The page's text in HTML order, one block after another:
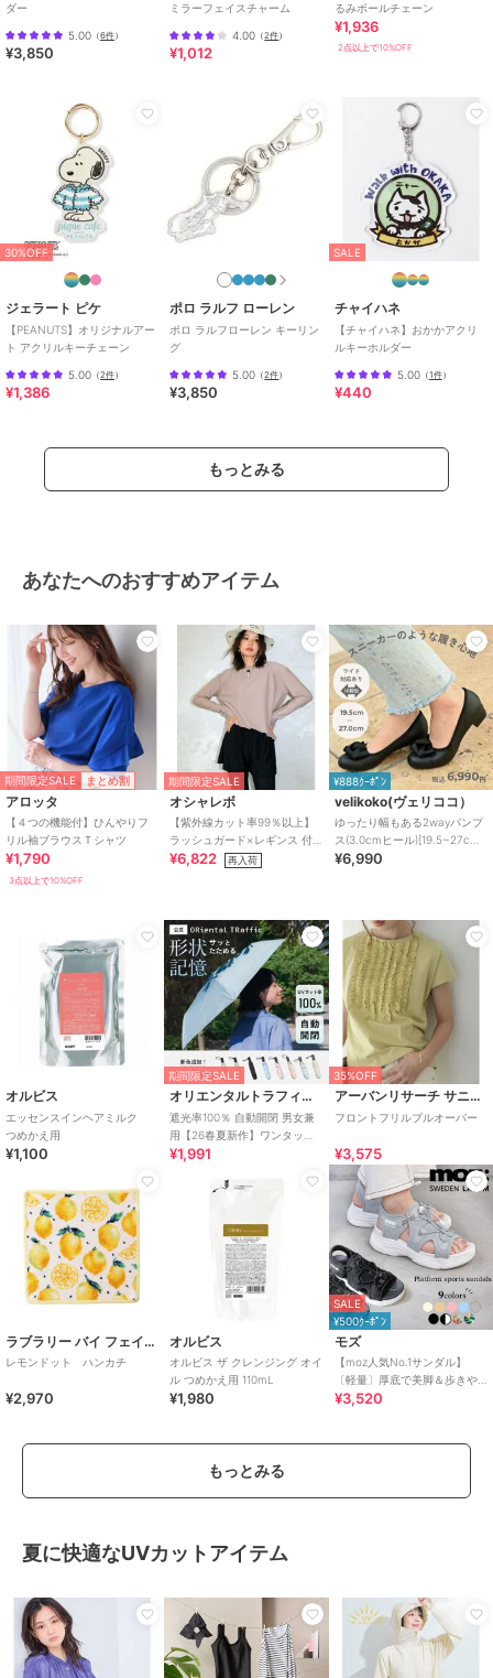
ダー
5.00 （6件）
¥3,850
ミラーフェイスチャーム
4.00 （2件）
¥1,012
るみボールチェーン
¥1,936
2点以上で10%OFF
30%OFF
ジェラート ピケ
【PEANUTS】オリジナルアー
ト アクリルキーチェーン
5.00 （2件）
¥1,386
ポロ ラルフ ローレン
ポロ ラルフローレン キーリン
グ
5.00 （2件）
¥3,850
SALE
チャイハネ
【チャイハネ】おかかアクリ
ルキーホルダー
5.00（1件）
¥440
もっとみる
あなたへのおすすめアイテム
期間限定SALE まとめ割
アロッタ
【４つの機能付】ひんやりフ
リル袖ブラウスＴシャツ
¥1,790
3点以上で10%OFF
期間限定SALE
オシャレボ
【紫外線カット率99％以上】
ラッシュガード×レギンス 付
き タンキニ
¥6,822 再入荷
¥888ｸｰﾎﾟﾝ
velikoko(ヴェリココ）
ゆったり幅もある2wayパンプ
ス(3.0cmヒール)[19.5~27cm]
ラクチンきれいシューズ
¥6,990
オルビス
エッセンスインヘアミルク
つめかえ用
¥1,100
期間限定SALE
オリエンタルトラフィック
遮光率100％ 自動開閉 男女兼
用【26春夏新作】ワンタッチ
晴雨兼用 折りたたみ傘 /G-
¥1,991
35%OFF
アーバンリサーチ サニーレーベル
フロントフリルプルオーバー
¥3,575
ラブラリー バイ フェイラー
レモンドット ハンカチ
¥2,970
オルビス
オルビス ザ クレンジング オイ
ル つめかえ用 110mL
¥1,980
SALE
¥500ｸｰﾎﾟﾝ
モズ
【moz人気No.1サンダル】
〔軽量〕厚底で美脚＆歩きや
すい！疲れにくいフィット感
¥3,520
もっとみる
夏に快適なUVカットアイテム